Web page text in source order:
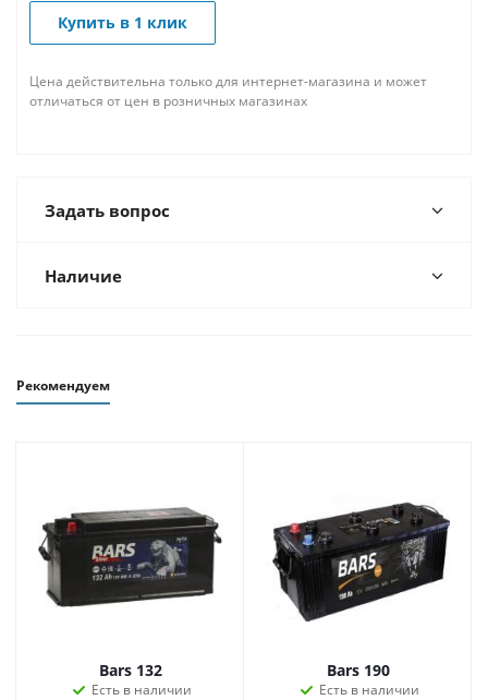
Купить в 1 клик
Цена действительна только для интернет-магазина и может
отличаться от цен в розничных магазинах
Задать вопрос
Наличие
Рекомендуем
Bars 132
Есть в наличии
Bars 190
Есть в наличии